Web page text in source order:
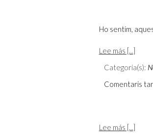
Ho sentim,
Lee más [...]
Categoría(s):
Comentaris
Lee más [...]